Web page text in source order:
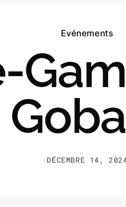
Evénements
DÉCEMBRE 14,
d’une